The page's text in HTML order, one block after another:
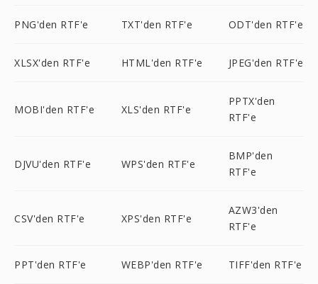
PNG'den RTF'e TXT'den RTF'e ODT'den RTF'e
XLSX'den RTF'e HTML'den RTF'e JPEG'den RTF'e
MOBI'den RTF'e XLS'den RTF'e
PPTX'den
RTF'e
DJVU'den RTF'e WPS'den RTF'e
BMP'den
RTF'e
CSV'den RTF'e XPS'den RTF'e
AZW3'den
RTF'e
PPT'den RTF'e WEBP'den RTF'e TIFF'den RTF'e